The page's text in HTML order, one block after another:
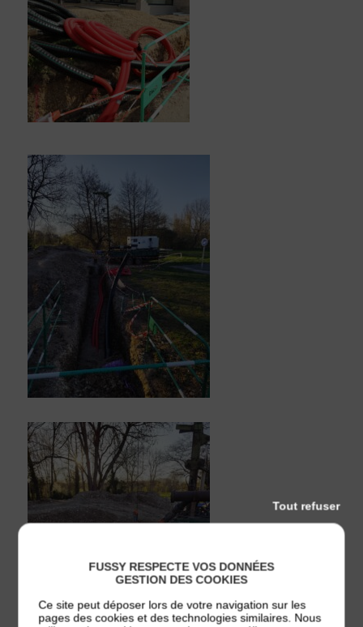
FUSSY RESPECTE VOS DONNÉES
GESTION DES COOKIES
Ce site peut déposer lors de votre navigation sur les
pages des cookies et des technologies similaires. Nous
Tout refuser